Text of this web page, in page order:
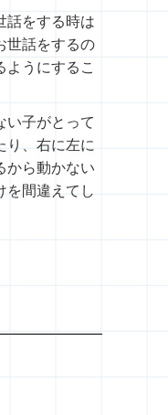
話をする時は
世話をするの
ようにするこ
い子がとって
り、右に左に
から動かない
を間違えてし